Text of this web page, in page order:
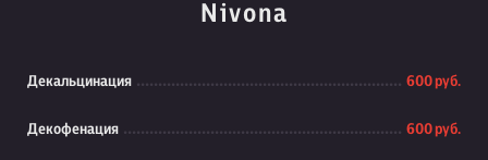
Nivona
Декальцинация 600 руб.
Декофенация 600 руб.